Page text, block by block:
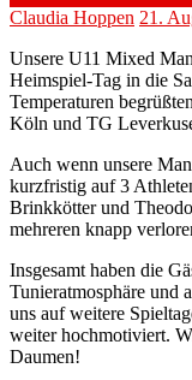
Claudia Hoppen 21.
Unsere U11 Mixed
Heimspiel-Tag in die
Temperaturen
Köln und TG
Auch wenn unsere
kurzfristig auf 3
Brinkkötter und
mehreren knapp
Insgesamt haben die
Tunieratmosphäre und
uns auf weitere
weiter hochmotiviert.
Daumen!